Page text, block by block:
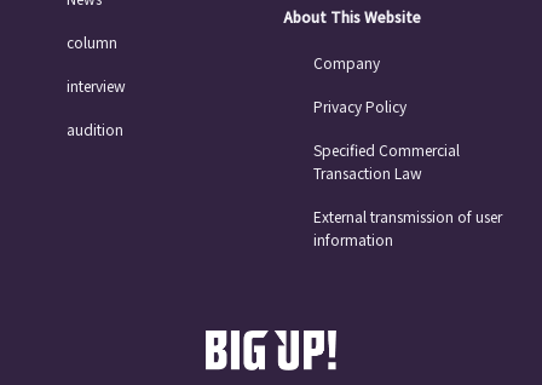
column
interview
audition
About This Website
Company
Privacy Policy
Specified Commercial
Transaction Law
External transmission of user
information